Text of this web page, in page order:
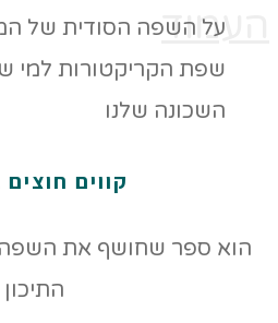
העמוד
קווים
הוא ספר שחושף את
התיכון